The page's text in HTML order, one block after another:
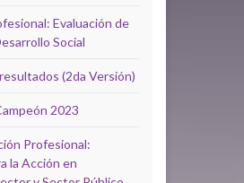
Evaluación de
Social
(2da Versión)
2023
Profesional:
la Acción en